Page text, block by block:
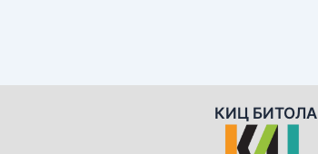
КИЦ БИТОЛА